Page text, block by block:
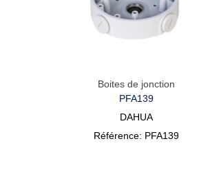
Boites de jonction
PFA139
DAHUA
Référence: PFA139